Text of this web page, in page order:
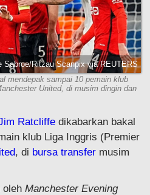
Sabroe/Ritzau Scanpix via REUTERS
mendepak sampai 10 pemain klub
United, di musim dingin dan
Ratcliffe dikabarkan bakal
klub Liga Inggris (Premier
, di bursa transfer musim
oleh Manchester Evening